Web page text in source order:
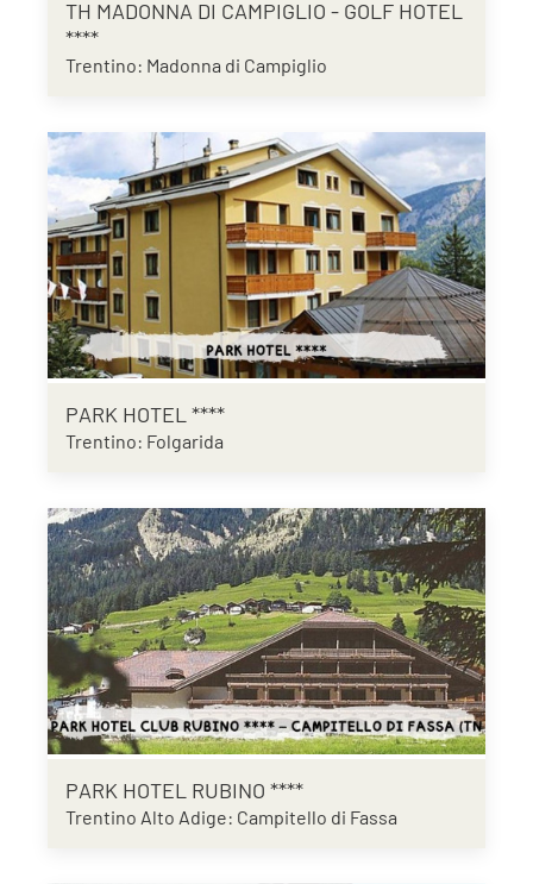
TH MADONNA DI CAMPIGLIO - GOLF HOTEL
****
Trentino: Madonna di Campiglio
PARK HOTEL ****
Trentino: Folgarida
PARK HOTEL RUBINO ****
Trentino Alto Adige: Campitello di Fassa